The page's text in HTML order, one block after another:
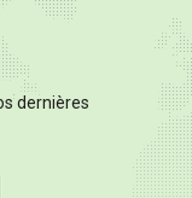
dernières